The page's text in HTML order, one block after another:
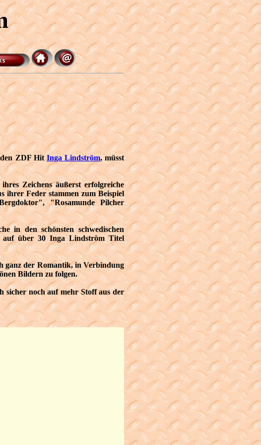
ZDF Hit Inga Lindström, müsst
Zeichens äußerst erfolgreiche
ihrer Feder stammen zum Beispiel
"Rosamunde Pilcher
in den schönsten schwedischen
auf über 30 Inga Lindström Titel
ganz der Romantik, in Verbindung
Bildern zu folgen.
sicher noch auf mehr Stoff aus der